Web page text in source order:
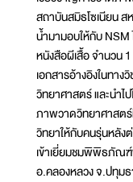
สถาบันสมิธโซเนียน
น้ำมามอบให้กับ
หนังสือผีเสื้อ จำนวน 1
เอกสารอ้างอิงในทา
วิทยาศาสตร์ และนำไ
ภาพวาดวิทยาศาสต
วิทยาให้กับคนรุ่นหลัง
เข้าเยี่ยมชมพิพิธภัณ
อ.คลองหลวง จ.ปทุม